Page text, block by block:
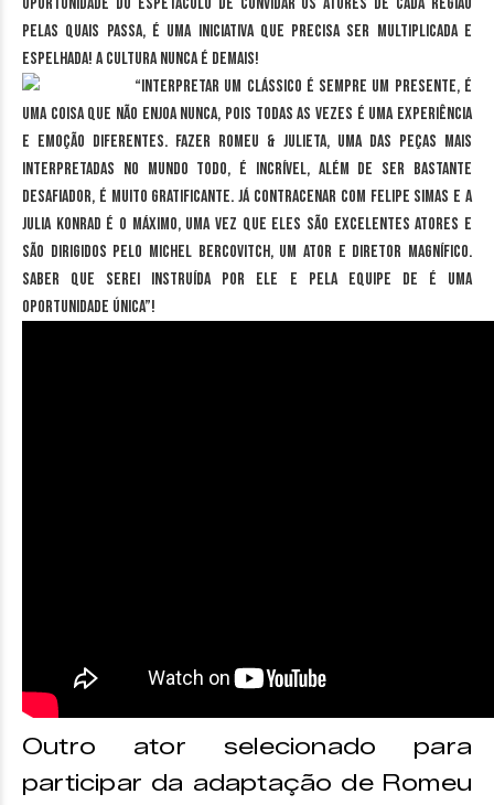
pelas quais passa, é uma iniciativa que precisa ser multiplicada e
espelhada! A cultura nunca é demais!
“Interpretar um clássico é sempre um presente, é
uma coisa que não enjoa nunca, pois todas as vezes é uma experiência
e emoção diferentes. Fazer Romeu & Julieta, uma das peças mais
interpretadas no mundo todo, é incrível, além de ser bastante
desafiador, é muito gratificante. Já contracenar com Felipe Simas e a
Julia Konrad é o máximo, uma vez que eles são excelentes atores e
são dirigidos pelo Michel Bercovitch, um ator e diretor magnífico.
Saber que serei instruída por ele e pela equipe de é uma
oportunidade única”!
Outro ator selecionado para
participar da adaptação de Romeu